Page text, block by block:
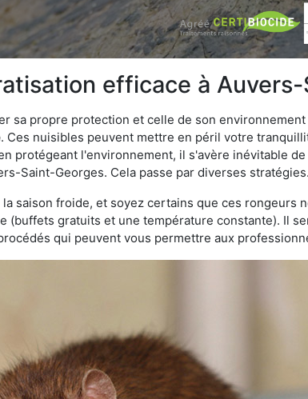
efficace à
sa propre protection et celle de son
. Ces nuisibles peuvent mettre en péril votre
protégeant l'environnement, il s'avère inévitable
Saint-Georges. Cela passe par diverses stratégies.
saison froide, et soyez certains que ces rongeurs
(buffets gratuits et une température constante). Il
qui peuvent vous permettre aux